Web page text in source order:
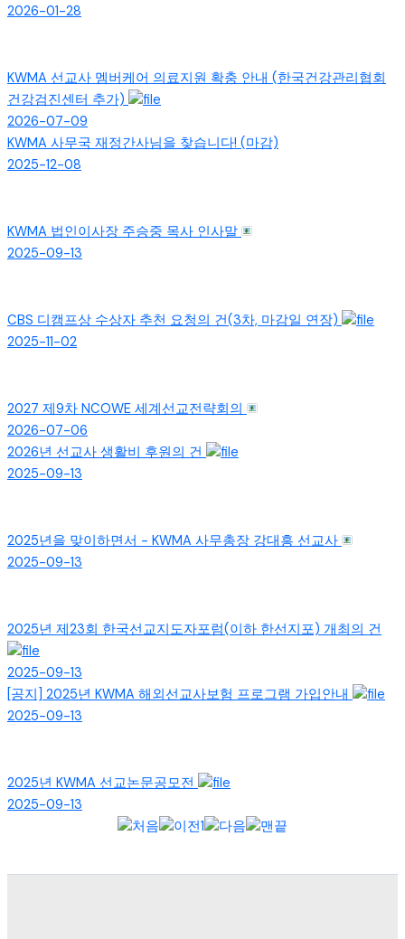
2026-01-28
KWMA 선교사 멤버케어 의료지원 확충 안내 (한국건강관리협회
건강검진센터 추가)
2026-07-09
KWMA 사무국 재정간사님을 찾습니다! (마감)
2025-12-08
KWMA 법인이사장 주승중 목사 인사말
2025-09-13
CBS 디캠프상 수상자 추천 요청의 건(3차, 마감일 연장)
2025-11-02
2027 제9차 NCOWE 세계선교전략회의
2026-07-06
2026년 선교사 생활비 후원의 건
2025-09-13
2025년을 맞이하면서 - KWMA 사무총장 강대흥 선교사
2025-09-13
2025년 제23회 한국선교지도자포럼(이하 한선지포) 개최의 건
2025-09-13
[공지] 2025년 KWMA 해외선교사보험 프로그램 가입안내
2025-09-13
2025년 KWMA 선교논문공모전
2025-09-13
1